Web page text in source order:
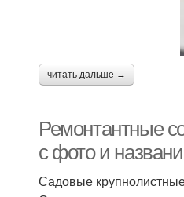
читать дальше →
Ремонтантные
с фото и
Садовые